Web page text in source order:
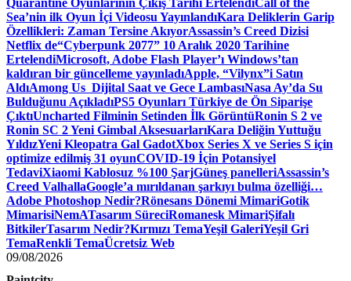
Quarantine Oyunlarının Çıkış Tarihi ErtelendiCall of the
Sea’nin ilk Oyun İçi Videosu YayınlandıKara Deliklerin Garip
Özellikleri: Zaman Tersine AkıyorAssassin’s Creed Dizisi
Netflix de“Cyberpunk 2077” 10 Aralık 2020 Tarihine
ErtelendiMicrosoft, Adobe Flash Player’ı Windows’tan
kaldıran bir güncelleme yayınladıApple, “Vilynx”i Satın
AldıAmong Us Dijital Saat ve Gece LambasıNasa Ay’da Su
Bulduğunu AçıkladıPS5 Oyunları Türkiye de Ön Siparişe
ÇıktıUncharted Filminin Setinden İlk GörüntüRonin S 2 ve
Ronin SC 2 Yeni Gimbal AksesuarlarıKara Deliğin Yuttuğu
YıldızYeni Kleopatra Gal GadotXbox Series X ve Series S için
optimize edilmiş 31 oyunCOVID-19 İçin Potansiyel
TedaviXiaomi Kablosuz %100 ŞarjGüneş panelleriAssassin’s
Creed ValhallaGoogle’a mırıldanan şarkıyı bulma özelliği…
Adobe Photoshop Nedir?Rönesans Dönemi MimariGotik
MimarisiNemATasarım SüreciRomanesk MimariŞifalı
BitkilerTasarım Nedir?Kırmızı TemaYeşil GaleriYeşil Gri
TemaRenkli TemaÜcretsiz Web
09/08/2026